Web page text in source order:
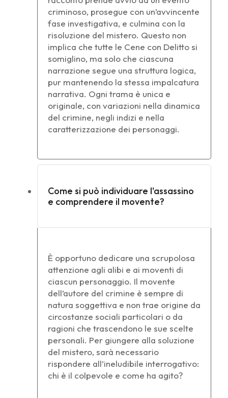
criminoso, prosegue con un’avvincente
fase investigativa, e culmina con la
risoluzione del mistero. Questo non
implica che tutte le Cene con Delitto si
somiglino, ma solo che ciascuna
narrazione segue una struttura logica,
pur mantenendo la stessa impalcatura
narrativa. Ogni trama è unica e
originale, con variazioni nella dinamica
del crimine, negli indizi e nella
caratterizzazione dei personaggi.
Come si può individuare l'assassino
e comprendere il movente?
È opportuno dedicare una scrupolosa
attenzione agli alibi e ai moventi di
ciascun personaggio. Il movente
dell’autore del crimine è sempre di
natura soggettiva e non trae origine da
circostanze sociali particolari o da
ragioni che trascendono le sue scelte
personali. Per giungere alla soluzione
del mistero, sarà necessario
rispondere all’ineludibile interrogativo:
chi è il colpevole e come ha agito?